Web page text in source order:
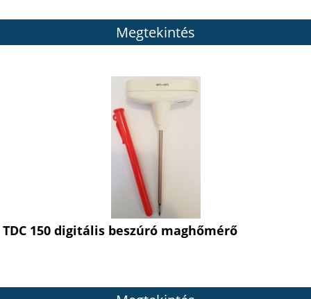
Megtekintés
TDC 150 digitális beszúró maghőmérő